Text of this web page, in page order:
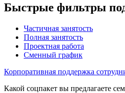
Быстрые фильтры
Частичная занятость
Полная занятость
Проектная работа
Сменный график
Корпоративная поддержка
Какой соцпакет вы предлагаете